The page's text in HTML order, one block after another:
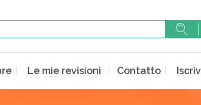
Le mie revisioni Contatto